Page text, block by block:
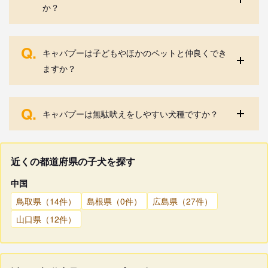
か？
Q. キャバプーは子どもやほかのペットと仲良くでき
ますか？
Q. キャバプーは無駄吠えをしやすい犬種ですか？
近くの都道府県の子犬を探す
中国
鳥取県（14件）
島根県（0件）
広島県（27件）
山口県（12件）